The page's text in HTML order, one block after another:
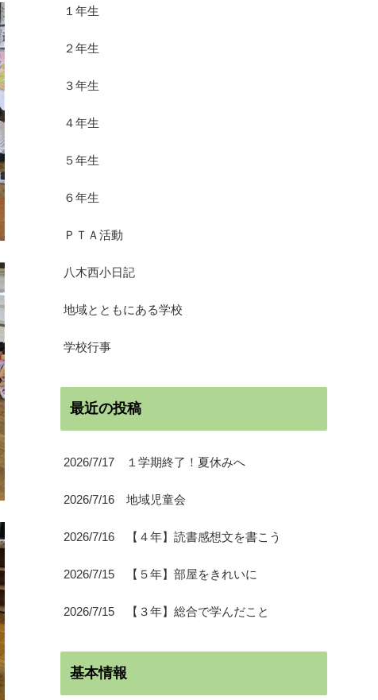
１年生
２年生
３年生
４年生
５年生
６年生
ＰＴＡ活動
八木西小日記
地域とともにある学校
学校行事
最近の投稿
2026/7/17 １学期終了！夏休みへ
2026/7/16 地域児童会
2026/7/16 【４年】読書感想文を書こう
2026/7/15 【５年】部屋をきれいに
2026/7/15 【３年】総合で学んだこと
基本情報